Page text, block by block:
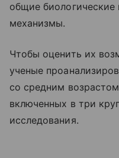
общие биологические
механизмы.
Чтобы оценить их
ученые
со средним
включенных в три
исследования.